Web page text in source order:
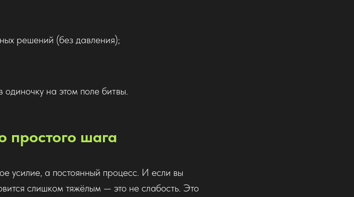
решений (без давления);
одиночку на этом поле битвы.
простого шага
усилие, а постоянный процесс. И если вы
слишком тяжёлым — это не слабость. Это